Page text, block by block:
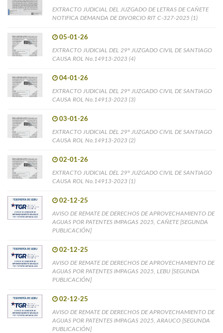
EXTRACTO JUDICIAL DEL JUZGADO DE LETRAS DE CAÑETE
NOTIFICA DEMANDA DE DIVORCIO RIT C-327-2025 (1)
05-01-26
EXTRACTO JUDICIAL DEL 29° JUZGADO CIVIL DE SANTIAGO
CAUSA ROL No.14913-2023 (4)
04-01-26
EXTRACTO JUDICIAL DEL 29° JUZGADO CIVIL DE SANTIAGO
CAUSA ROL No.14913-2023 (3)
03-01-26
EXTRACTO JUDICIAL DEL 29° JUZGADO CIVIL DE SANTIAGO
CAUSA ROL No.14913-2023 (2)
02-01-26
EXTRACTO JUDICIAL DEL 29° JUZGADO CIVIL DE SANTIAGO
CAUSA ROL No.14913-2023 (1)
02-12-25
AVISO DE REMATE DE DERECHOS DE APROVECHAMIENTO DE
AGUAS POR PATENTES IMPAGAS 2025, CAÑETE [SEGUNDA
PUBLICACIÓN]
02-12-25
AVISO DE REMATE DE DERECHOS DE APROVECHAMIENTO DE
AGUAS POR PATENTES IMPAGAS 2025, LEBU [SEGUNDA
PUBLICACIÓN]
02-12-25
AVISO DE REMATE DE DERECHOS DE APROVECHAMIENTO DE
AGUAS POR PATENTES IMPAGAS 2025, ARAUCO [SEGUNDA
PUBLICACIÓN]